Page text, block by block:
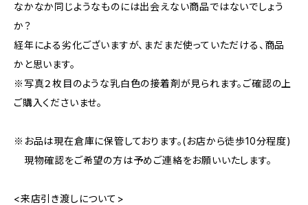
なかなか同じようなものには出会えない商品ではないでしょう
か？
経年による劣化ございますが、まだまだ使っていただける、商品
かと思います。
※写真２枚目のような乳白色の接着剤が見られます。ご確認の上
ご購入くださいませ。
※お品は現在倉庫に保管しております。(お店から徒歩10分程度)
現物確認をご希望の方は予めご連絡をお願いいたします。
<来店引き渡しについて>